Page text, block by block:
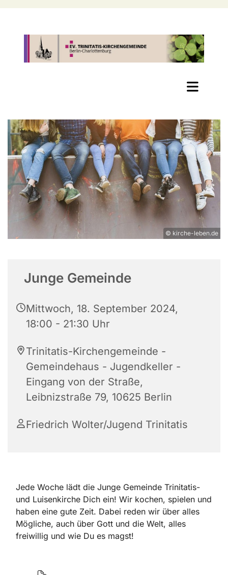
© kirche-leben.de
Junge Gemeinde
Mittwoch, 18. September 2024,
18:00 - 21:30 Uhr
Trinitatis-Kirchengemeinde -
Gemeindehaus - Jugendkeller -
Eingang von der Straße,
Leibnizstraße 79, 10625 Berlin
Friedrich Wolter/Jugend Trinitatis
Jede Woche lädt die Junge Gemeinde Trinitatis-
und Luisenkirche Dich ein! Wir kochen, spielen und
haben eine gute Zeit. Dabei reden wir über alles
Mögliche, auch über Gott und die Welt, alles
freiwillig und wie Du es magst!